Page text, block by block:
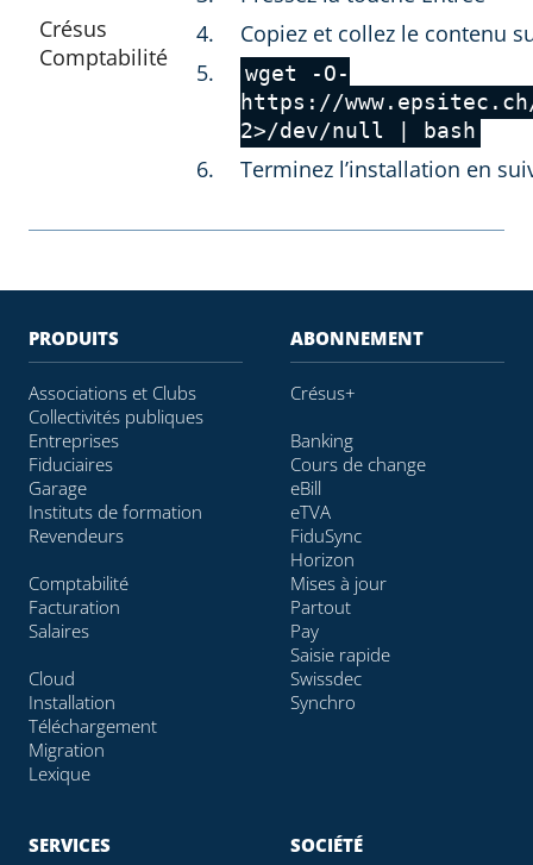
Crésus
Comptabilité
Copiez et collez le contenu
wget -O-
https://
2>/dev/null | bash
Terminez l’installation en
PRODUITS
Associations et Clubs
Collectivités publiques
Entreprises
Fiduciaires
Garage
Instituts de formation
Revendeurs
Comptabilité
Facturation
Salaires
Cloud
Installation
Téléchargement
Migration
Lexique
ABONNEMENT
Crésus+
Banking
Cours de change
eBill
eTVA
FiduSync
Horizon
Mises à jour
Partout
Pay
Saisie rapide
Swissdec
Synchro
SERVICES SOCIÉTÉ